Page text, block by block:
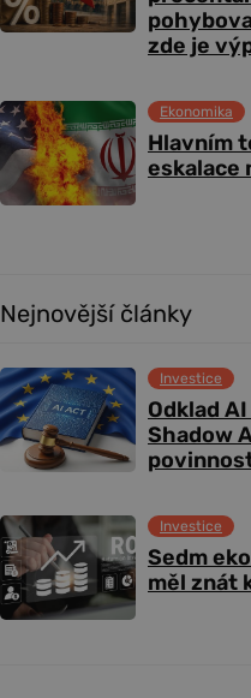
zde je
Hlavním
eskalace
Ekonomika
Nejnovější články
Odklad
Shadow
Investice
Sedm
měl znát
Investice